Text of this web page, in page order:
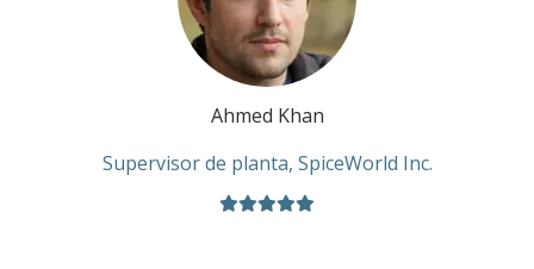
Ahmed Khan
Supervisor de planta, SpiceWorld Inc.